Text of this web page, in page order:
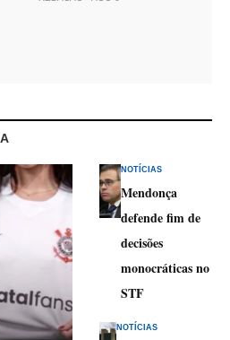
NOTÍCIAS
Mendonça
defende fim de
decisões
monocráticas no
STF
NOTÍCIAS